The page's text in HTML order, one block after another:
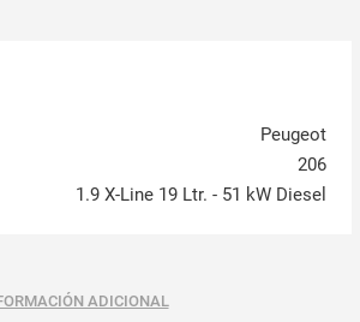
Peugeot
206
1.9 X-Line 19 Ltr. - 51 kW Diesel
ADICIONAL